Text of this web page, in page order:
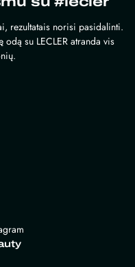
rezultatais norisi pasidalinti.
su LECLER atranda vis